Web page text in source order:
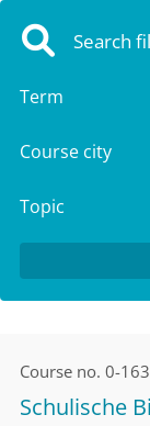
Search
Term
Course city
Topic
Course no. 0-
Schulische